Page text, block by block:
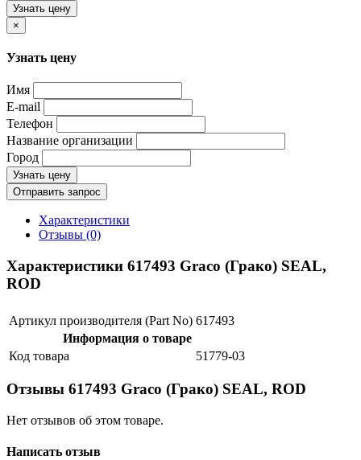
Узнать цену
×
Узнать цену
Имя
E-mail
Телефон
Название организации
Город
Узнать цену
Отправить запрос
Характеристики
Отзывы (0)
Характеристики 617493 Graco (Грако) SEAL,
ROD
Артикул производителя (Part No) 617493
Информация о товаре
Код товара
51779-03
Отзывы 617493 Graco (Грако) SEAL, ROD
Нет отзывов об этом товаре.
Написать отзыв